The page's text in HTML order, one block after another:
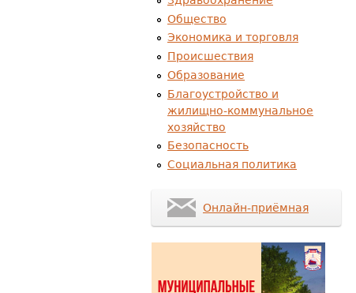
Общество
Экономика и торговля
Происшествия
Образование
Благоустройство и
жилищно-коммунальное
хозяйство
Безопасность
Социальная политика
Онлайн-приёмная